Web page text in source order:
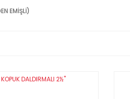
EMİŞLİ)